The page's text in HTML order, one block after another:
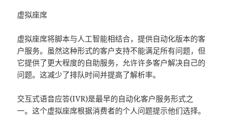
虚拟座席
虚拟座席将脚本与人工智能相结合，提供自动化版本的客
户服务。虽然这种形式的客户支持不能满足所有问题，但
它提供了更大程度的自助服务，允许许多客户解决自己的
问题。这减少了排队时间并提高了解析率。
交互式语音应答(IVR)是最早的自动化客户服务形式之
一。这个虚拟座席根据消费者的个人问题提示他们选择。